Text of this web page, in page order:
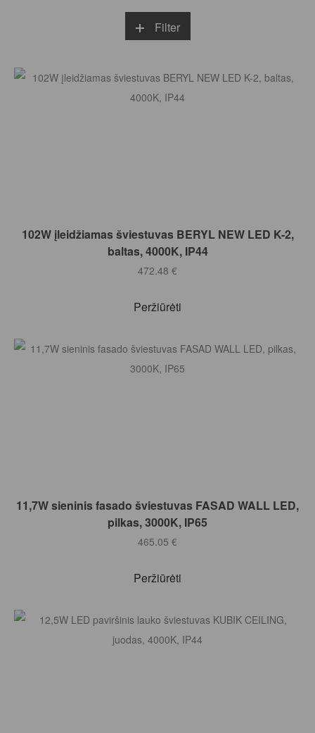
Filter
Į KREPŠELĮ
102W įleidžiamas šviestuvas BERYL NEW LED K-2,
baltas, 4000K, IP44
472.48 €
Peržiūrėti
Į KREPŠELĮ
11,7W sieninis fasado šviestuvas FASAD WALL LED,
pilkas, 3000K, IP65
465.05 €
Peržiūrėti